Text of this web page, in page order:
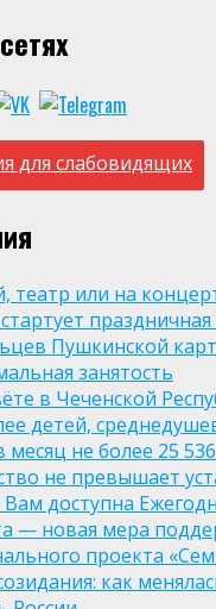
для слабовидящих
театр или на
Пушкинской
занятость
в Чеченской
детей,
месяц не более 25
не превышает
доступна
— новая мера
проекта
как